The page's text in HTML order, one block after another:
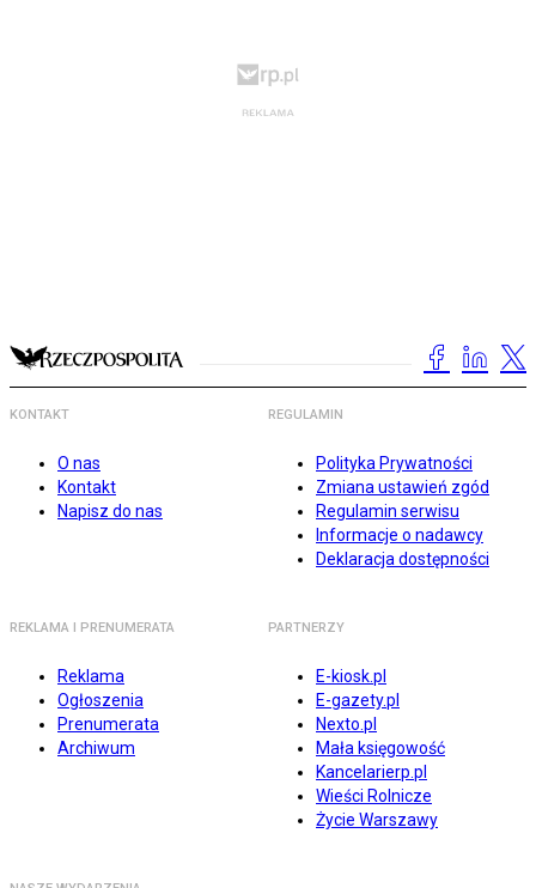
KONTAKT
O nas
Kontakt
Napisz do nas
REGULAMIN
Polityka Prywatności
Zmiana ustawień zgód
Regulamin serwisu
Informacje o nadawcy
Deklaracja dostępności
REKLAMA I PRENUMERATA
Reklama
Ogłoszenia
Prenumerata
Archiwum
PARTNERZY
E-kiosk.pl
E-gazety.pl
Nexto.pl
Mała księgowość
Kancelarierp.pl
Wieści Rolnicze
Życie Warszawy